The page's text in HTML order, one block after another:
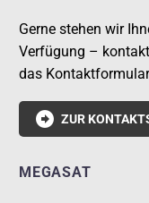
Gerne stehen wir
Verfügung –
das
 ZUR
MEGASAT